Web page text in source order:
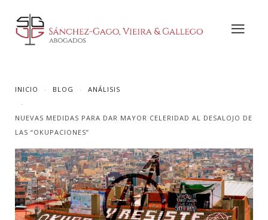
INICIO BLOG ANÁLISIS
NUEVAS MEDIDAS PARA DAR MAYOR CELERIDAD AL DESALOJO DE
LAS “OKUPACIONES”